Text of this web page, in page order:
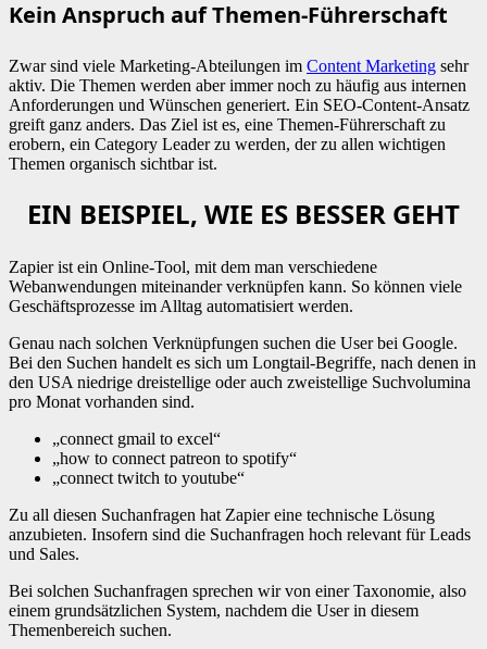
Kein Anspruch auf Themen-Führerschaft
Zwar sind viele Marketing-Abteilungen im Content Marketing sehr
aktiv. Die Themen werden aber immer noch zu häufig aus internen
Anforderungen und Wünschen generiert. Ein SEO-Content-Ansatz
greift ganz anders. Das Ziel ist es, eine Themen-Führerschaft zu
erobern, ein Category Leader zu werden, der zu allen wichtigen
Themen organisch sichtbar ist.
EIN BEISPIEL, WIE ES BESSER GEHT
Zapier ist ein Online-Tool, mit dem man verschiedene
Webanwendungen miteinander verknüpfen kann. So können viele
Geschäftsprozesse im Alltag automatisiert werden.
Genau nach solchen Verknüpfungen suchen die User bei Google.
Bei den Suchen handelt es sich um Longtail-Begriffe, nach denen in
den USA niedrige dreistellige oder auch zweistellige Suchvolumina
pro Monat vorhanden sind.
„connect gmail to excel“
„how to connect patreon to spotify“
„connect twitch to youtube“
Zu all diesen Suchanfragen hat Zapier eine technische Lösung
anzubieten. Insofern sind die Suchanfragen hoch relevant für Leads
und Sales.
Bei solchen Suchanfragen sprechen wir von einer Taxonomie, also
einem grundsätzlichen System, nachdem die User in diesem
Themenbereich suchen.